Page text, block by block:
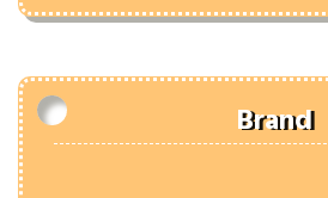
Brand